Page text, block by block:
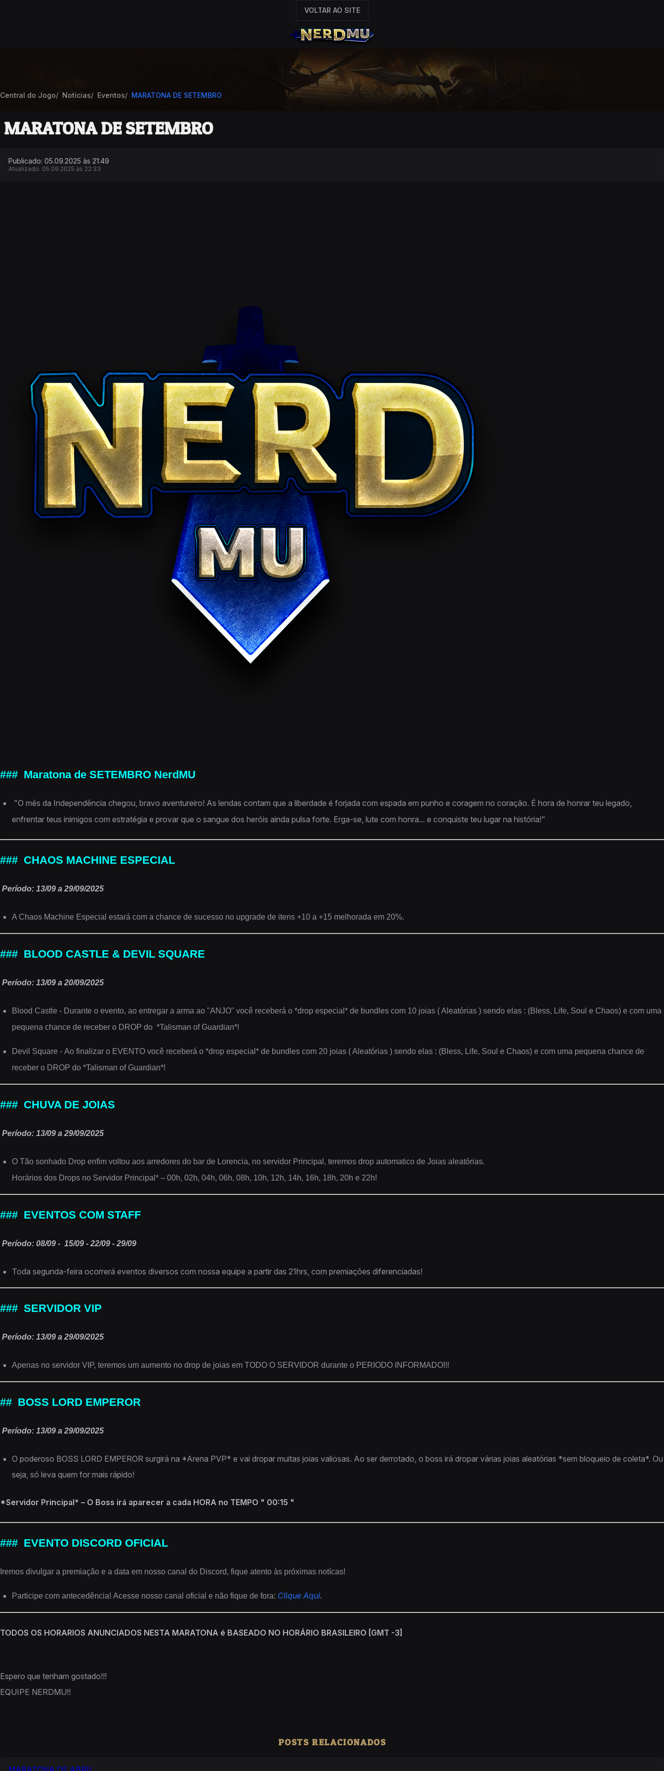
VOLTAR AO SITE
Central do Jogo Notícias Eventos MARATONA DE SETEMBRO
MARATONA DE SETEMBRO
Publicado: 05.09.2025 às 21:49
Atualizado: 05.09.2025 às 22:33
### Maratona de SETEMBRO NerdMU
"O mês da Independência chegou, bravo aventureiro! As lendas contam que a liberdade é forjada com espada em punho e coragem no coração. É hora de honrar teu legado,
enfrentar teus inimigos com estratégia e provar que o sangue dos heróis ainda pulsa forte. Erga-se, lute com honra... e conquiste teu lugar na história!"
### CHAOS MACHINE ESPECIAL
Período: 13/09 a 29/09/2025
A Chaos Machine Especial estará com a chance de sucesso no upgrade de itens +10 a +15 melhorada em 20%.
### BLOOD CASTLE & DEVIL SQUARE
Período: 13/09 a 20/09/2025
Blood Castle - Durante o evento, ao entregar a arma ao "ANJO" você receberá o *drop especial* de bundles com 10 joias ( Aleatórias ) sendo elas : (Bless, Life, Soul e Chaos) e com uma
pequena chance de receber o DROP do *Talisman of Guardian*!
Devil Square - Ao finalizar o EVENTO você receberá o *drop especial* de bundles com 20 joias ( Aleatórias ) sendo elas : (Bless, Life, Soul e Chaos) e com uma pequena chance de
receber o DROP do *Talisman of Guardian*!
### CHUVA DE JOIAS
Período: 13/09 a 29/09/2025
O Tão sonhado Drop enfim voltou aos arredores do bar de Lorencia, no servidor Principal, teremos drop automatico de Joias aleatórias.
Horários dos Drops no Servidor Principal* – 00h, 02h, 04h, 06h, 08h, 10h, 12h, 14h, 16h, 18h, 20h e 22h!
### EVENTOS COM STAFF
Período: 08/09 - 15/09 - 22/09 - 29/09
Toda segunda-feira ocorrerá eventos diversos com nossa equipe a partir das 21hrs, com premiações diferenciadas!
### SERVIDOR VIP
Período: 13/09 a 29/09/2025
Apenas no servidor VIP, teremos um aumento no drop de joias em TODO O SERVIDOR durante o PERIODO INFORMADO!!!
## BOSS LORD EMPEROR
Período: 13/09 a 29/09/2025
O poderoso BOSS LORD EMPEROR surgirá na *Arena PVP* e vai dropar muitas joias valiosas. Ao ser derrotado, o boss irá dropar várias joias aleatórias *sem bloqueio de coleta*. Ou
seja, só leva quem for mais rápido!
*Servidor Principal* – O Boss irá aparecer a cada HORA no TEMPO " 00:15 "
### EVENTO DISCORD OFICIAL
Iremos divulgar a premiação e a data em nosso canal do Discord, fique atento às próximas notícas!
Participe com antecedência! Acesse nosso canal oficial e não fique de fora: Clique Aqui.
TODOS OS HORARIOS ANUNCIADOS NESTA MARATONA é BASEADO NO HORÁRIO BRASILEIRO [GMT -3]
Espero que tenham gostado!!!
EQUIPE NERDMU!!
POSTS RELACIONADOS